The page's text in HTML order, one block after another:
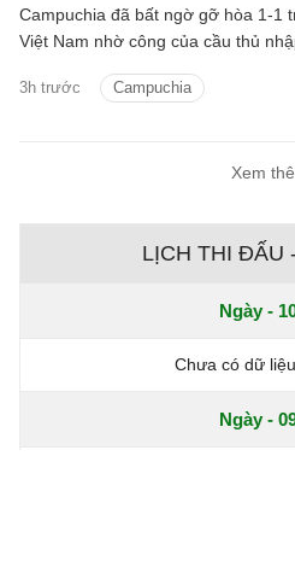
3h trước Campuchia
Campuchia đã bất ngờ gỡ hòa 1-1
Việt Nam nhờ công của cầu thủ
Xem
LỊCH THI ĐẤU
Ngày -
Chưa có dữ
Ngày -